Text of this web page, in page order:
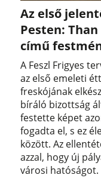
Az első
Pesten:
című
A Feszl Frigyes
az első emeleti
freskójának
bíráló bizottság
festette képet
fogadta el, s ez
között. Az
azzal, hogy új
városi hatóságot.